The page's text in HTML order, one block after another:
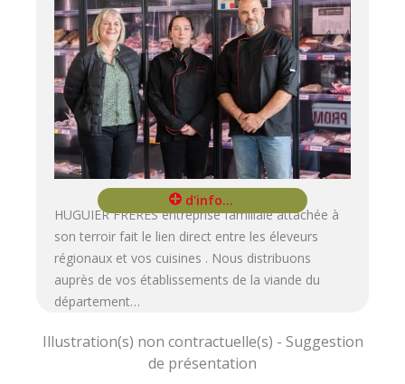
HUGUIER FRERES entreprise familiale attachée à
son terroir fait le lien direct entre les éleveurs
régionaux et vos cuisines . Nous distribuons
auprès de vos établissements de la viande du
département…